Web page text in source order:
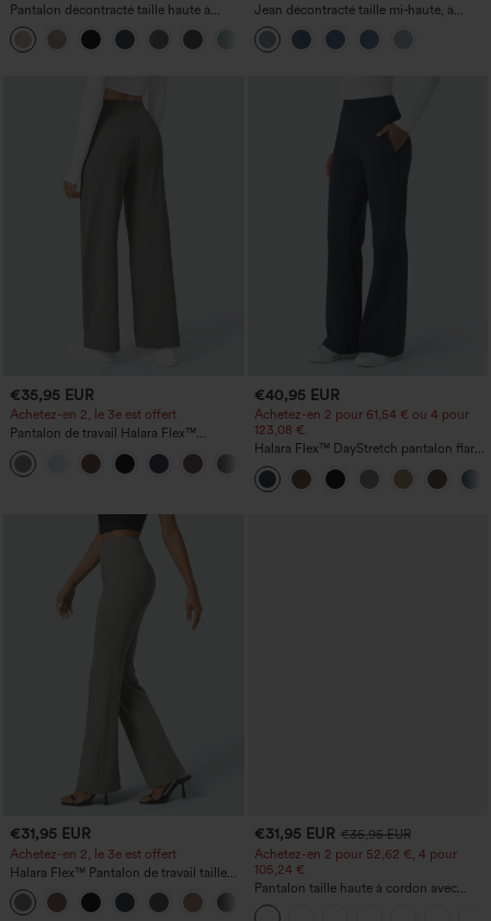
Pantalon décontracté taille haute à
jambe droite, effet lin, avec poches
+5
Jean décontracté taille mi‑haute, à
cordon de serrage, avec poches
€35,95 EUR
Achetez-en 2, le 3e est offert
Pantalon de travail Halara Flex™
DayStretch à taille haute, avec poches et
coupe droite
€40,95 EUR
Achetez-en 2 pour 61,54 € ou 4 pour
123,08 €.
Halara Flex™ DayStretch pantalon flare
de travail, taille mi-haute, poche latérale
zippée
€31,95 EUR
Achetez-en 2, le 3e est offert
Halara Flex™ Pantalon de travail taille
haute avec poche latérale arrière et
légère coupe évasée
€31,95 EUR €35,95 EUR
Achetez-en 2 pour 52,62 €, 4 pour
105,24 €
Pantalon taille haute à cordon avec
poches, jambe large et coupe ample,